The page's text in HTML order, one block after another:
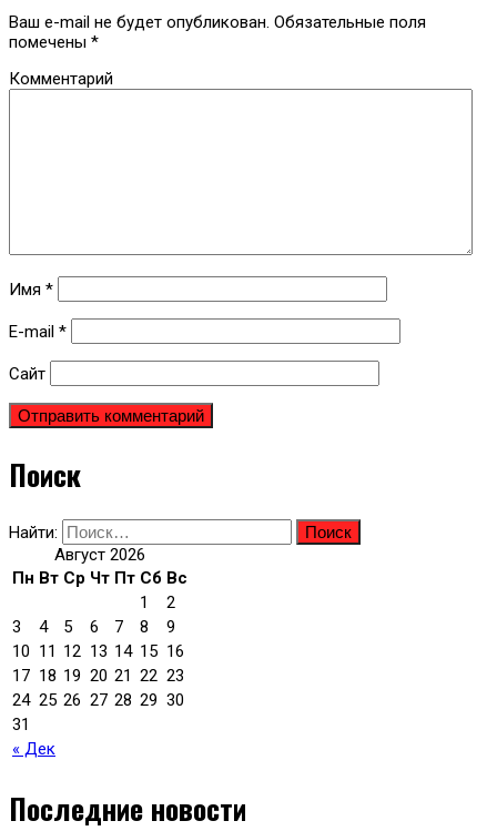
Ваш e-mail не будет опубликован. Обязательные поля
помечены *
Комментарий
Имя *
E-mail *
Сайт
Поиск
Найти:
Август 2026
Пн Вт Ср Чт Пт Сб Вс
« Дек
1
2
3
4 5 6 7 8
9
10 11 12 13 14 15 16
17 18 19 20 21 22 23
24 25 26 27 28 29 30
31
Последние новости